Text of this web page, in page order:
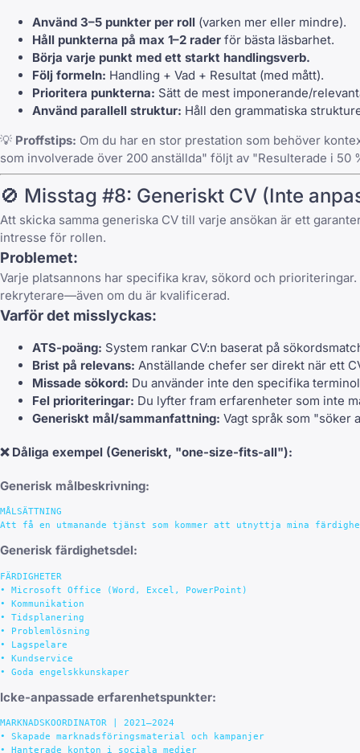
Använd 3–5 punkter per roll (varken mer eller mindre).
Håll punkterna på max 1–2 rader för bästa läsbarhet.
Börja varje punkt med ett starkt handlingsverb.
Följ formeln: Handling + Vad + Resultat (med mått).
Prioritera punkterna: Sätt de mest imponerande/
Använd parallell struktur: Håll den grammatiska
💡 Proffstips: Om du har en stor prestation som behöver
som involverade över 200 anställda" följt av "Resulterade i
🚫 Misstag #8: Generiskt CV (Inte
Att skicka samma generiska CV till varje ansökan är ett
intresse för rollen.
Problemet:
Varje platsannons har specifika krav, sökord och
rekryterare—även om du är kvalificerad.
Varför det misslyckas:
ATS-poäng: System rankar CV:n baserat på
Brist på relevans: Anställande chefer ser direkt när ett
Missade sökord: Du använder inte den specifika
Fel prioriteringar: Du lyfter fram erfarenheter som inte
Generiskt mål/sammanfattning: Vagt språk som "söker
❌ Dåliga exempel (Generiskt, "one-size-fits-all"):
Generisk målbeskrivning:
MÅLSÄTTNING
Generisk färdighetsdel:
FÄRDIGHETER
• Microsoft Office (Word, Excel, PowerPoint)
• Kommunikation
• Tidsplanering
• Problemlösning
• Lagspelare
• Kundservice
Icke-anpassade erfarenhetspunkter:
MARKNADSKOORDINATOR | 2021–2024
• Skapade marknadsföringsmaterial och kampanjer
• Hanterade konton i sociala medier